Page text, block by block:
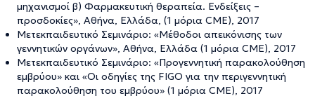
μηχανισμοί β) Φαρμακευτική θεραπεία. Ενδείξεις –
προσδοκίες», Αθήνα, Ελλάδα, (1 μόρια CME), 2017
Μετεκπαιδευτικό Σεμινάριο: «Μέθοδοι απεικόνισης των
γεννητικών οργάνων», Αθήνα, Ελλάδα (1 μόρια CME), 2017
Μετεκπαιδευτικό Σεμινάριο: «Προγεννητική παρακολούθηση
εμβρύου» και «Οι οδηγίες της FIGO για την περιγεννητική
παρακολούθηση του εμβρύου» (1 μόρια CME), 2017